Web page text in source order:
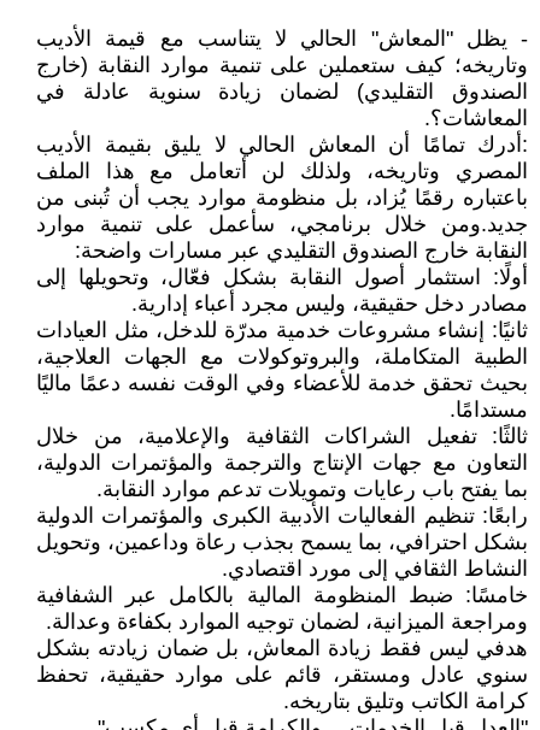
- يظل "المعاش" الحالي لا يتناسب مع قيمة الأديب
وتاريخه؛ كيف ستعملين على تنمية موارد النقابة (خارج
الصندوق التقليدي) لضمان زيادة سنوية عادلة في
المعاشات؟.
:أدرك تمامًا أن المعاش الحالي لا يليق بقيمة الأديب
المصري وتاريخه، ولذلك لن أتعامل مع هذا الملف
باعتباره رقمًا يُزاد، بل منظومة موارد يجب أن تُبنى من
جديد.ومن خلال برنامجي، سأعمل على تنمية موارد
النقابة خارج الصندوق التقليدي عبر مسارات واضحة:
أولًا: استثمار أصول النقابة بشكل فعّال، وتحويلها إلى
مصادر دخل حقيقية، وليس مجرد أعباء إدارية.
ثانيًا: إنشاء مشروعات خدمية مدرّة للدخل، مثل العيادات
الطبية المتكاملة، والبروتوكولات مع الجهات العلاجية،
بحيث تحقق خدمة للأعضاء وفي الوقت نفسه دعمًا ماليًا
مستدامًا.
ثالثًا: تفعيل الشراكات الثقافية والإعلامية، من خلال
التعاون مع جهات الإنتاج والترجمة والمؤتمرات الدولية،
بما يفتح باب رعايات وتمويلات تدعم موارد النقابة.
رابعًا: تنظيم الفعاليات الأدبية الكبرى والمؤتمرات الدولية
بشكل احترافي، بما يسمح بجذب رعاة وداعمين، وتحويل
النشاط الثقافي إلى مورد اقتصادي.
خامسًا: ضبط المنظومة المالية بالكامل عبر الشفافية
ومراجعة الميزانية، لضمان توجيه الموارد بكفاءة وعدالة.
هدفي ليس فقط زيادة المعاش، بل ضمان زيادته بشكل
سنوي عادل ومستقر، قائم على موارد حقيقية، تحفظ
كرامة الكاتب وتليق بتاريخه.